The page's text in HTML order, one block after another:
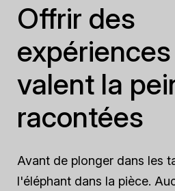
Offrir des
valent la
racontées
Avant de plonger dans les
l'éléphant dans la pièce.